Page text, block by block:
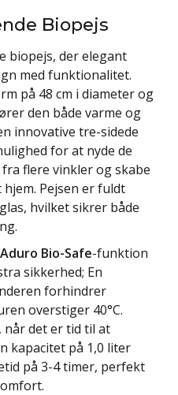
Biopejs
biopejs, der elegant
med funktionalitet.
på 48 cm i diameter og
den både varme og
innovative tre-sidede
for at nyde de
flere vinkler og skabe
Pejsen er fuldt
hvilket sikrer både
Aduro Bio-Safe-funktion
sikkerhed; En
forhindrer
overstiger 40°C.
når det er tid til at
kapacitet på 1,0 liter
på 3-4 timer, perfekt